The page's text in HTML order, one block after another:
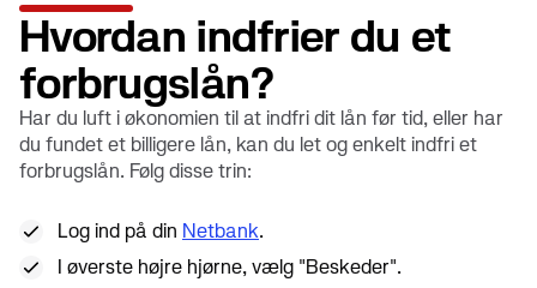
Hvordan indfrier du et
forbrugslån?
Har du luft i økonomien til at indfri dit lån før tid, eller har
du fundet et billigere lån, kan du let og enkelt indfri et
forbrugslån. Følg disse trin:
Log ind på din Netbank.
I øverste højre hjørne, vælg "Beskeder".